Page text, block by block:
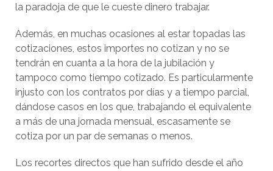
la paradoja de que le cueste dinero trabajar.
Además, en muchas ocasiones al estar topadas las
cotizaciones, estos importes no cotizan y no se
tendrán en cuanta a la hora de la jubilación y
tampoco como tiempo cotizado. Es particularmente
injusto con los contratos por días y a tiempo parcial,
dándose casos en los que, trabajando el equivalente
a más de una jornada mensual, escasamente se
cotiza por un par de semanas o menos.
Los recortes directos que han sufrido desde el año